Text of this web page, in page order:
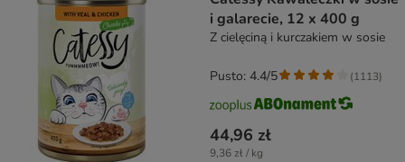
i galarecie, 12 x 400 g
Z cielęciną i kurczakiem w sosie
44,96 zł
9,36 zł / kg
Pusto: 4.4/5 (1113)